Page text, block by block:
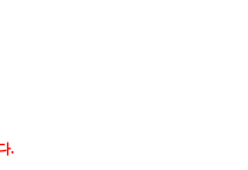
.